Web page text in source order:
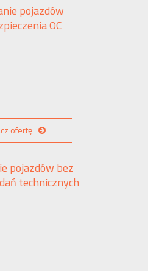
pojazdów
OC
ofertę
pojazdów bez
technicznych